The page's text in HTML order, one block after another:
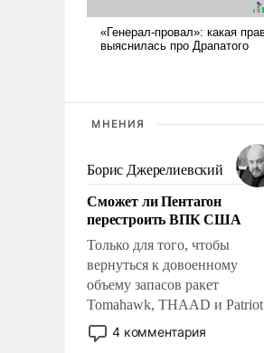
МНЕНИЯ
Борис Джерелиевский
Сможет ли Пентагон
перестроить ВПК США
Только для того, чтобы
вернуться к довоенному
объему запасов ракет
Tomahawk, THAAD и Patriot
США потребуется более трех
лет. Даже небольшая война с
4 комментария